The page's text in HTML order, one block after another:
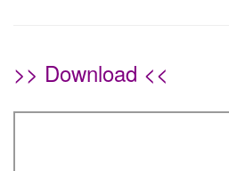
>> Download <<